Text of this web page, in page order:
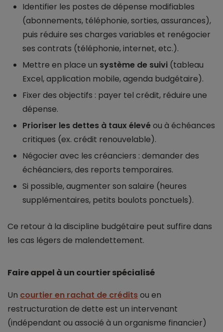
Identifier les postes de dépense modifiables
(abonnements, téléphonie, sorties, assurances),
puis réduire ses charges variables et renégocier
ses contrats (téléphonie, internet, etc.).
Mettre en place un système de suivi (tableau
Excel, application mobile, agenda budgétaire).
Fixer des objectifs : payer tel crédit, réduire une
dépense.
Prioriser les dettes à taux élevéou à échéances
critiques (ex. crédit renouvelable).
Négocier avec les créanciers : demander des
échéanciers, des reports temporaires.
Si possible, augmenter son salaire (heures
supplémentaires, petits boulots ponctuels).
Ce retour à la discipline budgétaire peut suffire dans
les cas légers de malendettement.
Faire appel à un courtier spécialisé
Un courtier en rachat de créditsou en
restructuration de dette est un intervenant
(indépendant ou associé à un organisme financier)